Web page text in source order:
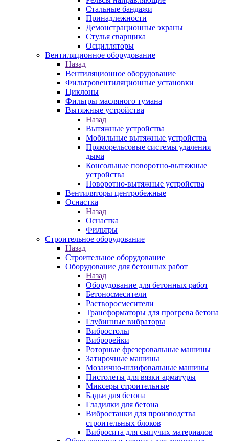
Стальные бандажи
Принадлежности
Демонстрационные экраны
Стулья сварщика
Осцилляторы
Вентиляционное оборудование
Назад
Вентиляционное оборудование
Фильтровентиляционные установки
Циклоны
Фильтры масляного тумана
Вытяжные устройства
Назад
Вытяжные устройства
Мобильные вытяжные устройства
Пряморельсовые системы удаления
дыма
Консольные поворотно-вытяжные
устройства
Поворотно-вытяжные устройства
Вентиляторы центробежные
Оснастка
Назад
Оснастка
Фильтры
Строительное оборудование
Назад
Строительное оборудование
Оборудование для бетонных работ
Назад
Оборудование для бетонных работ
Бетоносмесители
Растворосмесители
Трансформаторы для прогрева бетона
Глубинные вибраторы
Вибростолы
Виброрейки
Роторные фрезеровальные машины
Затирочные машины
Мозаично-шлифовальные машины
Пистолеты для вязки арматуры
Миксеры строительные
Бадьи для бетона
Гладилки для бетона
Вибростанки для производства
строительных блоков
Вибросита для сыпучих материалов